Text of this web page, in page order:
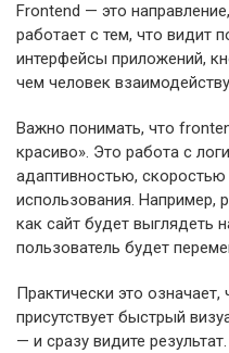
Frontend — это
работает с тем, что видит
интерфейсы приложений,
чем человек
Важно понимать, что
красиво». Это работа с
адаптивностью,
использования. Например,
как сайт будет выглядеть
пользователь будет
Практически это означает,
присутствует быстрый
— и сразу видите